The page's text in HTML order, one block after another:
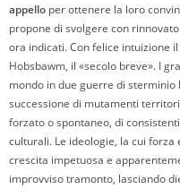
appello per ottenere la loro
propone di svolgere con
ora indicati. Con felice intuizione
Hobsbawm, il «secolo breve». I
mondo in due guerre di
successione di mutamenti
forzato o spontaneo, di
culturali. Le ideologie, la cui
crescita impetuosa e
improvviso tramonto, lasciando